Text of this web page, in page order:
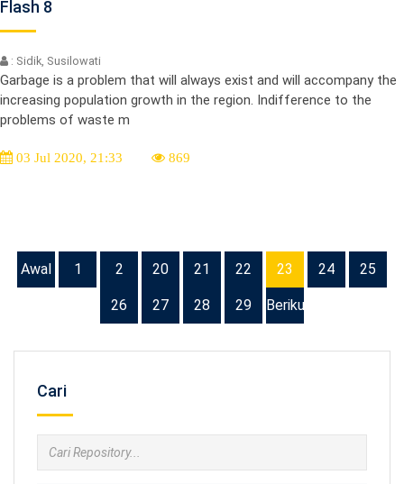
Flash 8
: Sidik, Susilowati
Garbage is a problem that will always exist and will accompany the
increasing population growth in the region. Indifference to the
problems of waste m
03 Jul 2020, 21:33 869
Awal 1 2 20 21 22 23 24 25
26 27 28 29 Berikutnya
Cari